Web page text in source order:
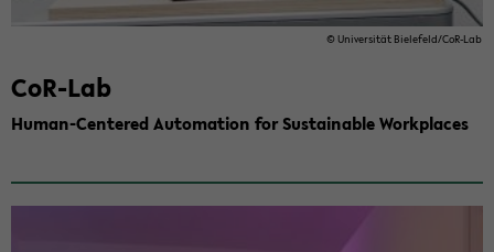
© Uni­ver­sität Biele­feld/CoR-​Lab
CoR-​Lab
Human-​Centered Au­toma­tion for Sus­tain­able Work­places